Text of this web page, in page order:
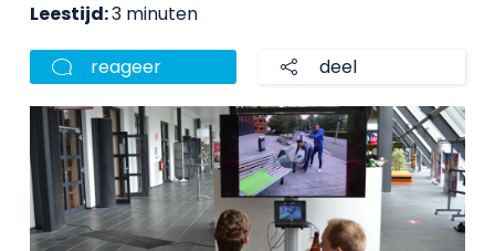
Leestijd:3 minuten
reageer deel